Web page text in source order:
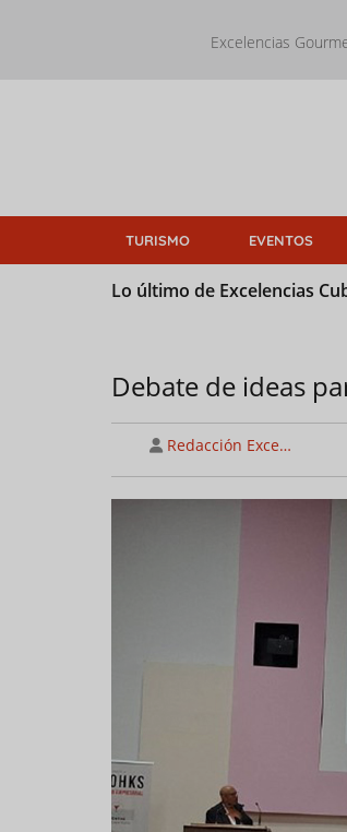
Excelencias
TURISMO EVENTOS
Lo último de Excelencias
Debate de ideas
Redacción Exce…